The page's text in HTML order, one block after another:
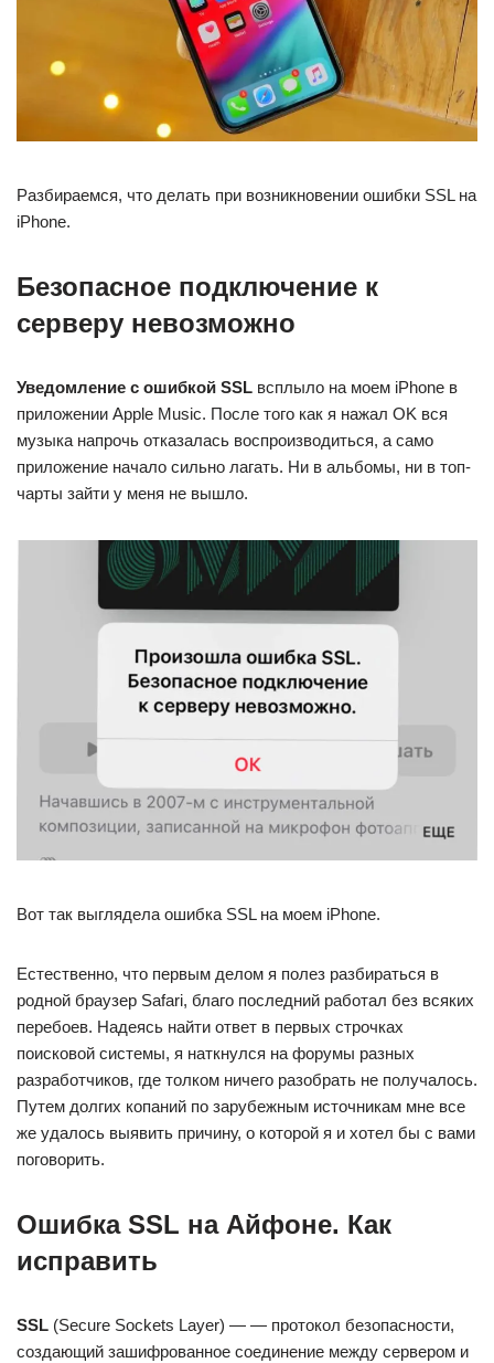
Разбираемся, что делать при возникновении ошибки SSL на
iPhone.
Безопасное подключение к
серверу невозможно
Уведомление с ошибкой SSL всплыло на моем iPhone в
приложении Apple Music. После того как я нажал OK вся
музыка напрочь отказалась воспроизводиться, а само
приложение начало сильно лагать. Ни в альбомы, ни в топ-
чарты зайти у меня не вышло.
Вот так выглядела ошибка SSL на моем iPhone.
Естественно, что первым делом я полез разбираться в
родной браузер Safari, благо последний работал без всяких
перебоев. Надеясь найти ответ в первых строчках
поисковой системы, я наткнулся на форумы разных
разработчиков, где толком ничего разобрать не получалось.
Путем долгих копаний по зарубежным источникам мне все
же удалось выявить причину, о которой я и хотел бы с вами
поговорить.
Ошибка SSL на Айфоне. Как
исправить
SSL (Secure Sockets Layer) — — протокол безопасности,
создающий зашифрованное соединение между сервером и